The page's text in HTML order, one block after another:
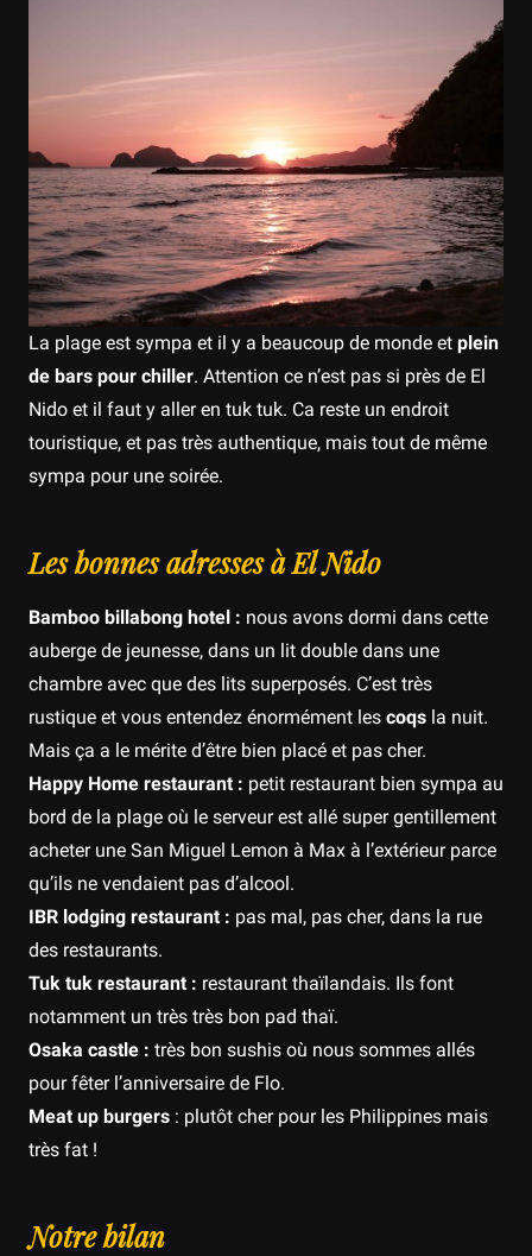
La plage est sympa et il y a beaucoup de monde et plein
de bars pour chiller. Attention ce n’est pas si près de El
Nido et il faut y aller en tuk tuk. Ca reste un endroit
touristique, et pas très authentique, mais tout de même
sympa pour une soirée.
Les bonnes adresses à El Nido
Bamboo billabong hotel : nous avons dormi dans cette
auberge de jeunesse, dans un lit double dans une
chambre avec que des lits superposés. C’est très
rustique et vous entendez énormément les coqs la nuit.
Mais ça a le mérite d’être bien placé et pas cher.
Happy Home restaurant : petit restaurant bien sympa au
bord de la plage où le serveur est allé super gentillement
acheter une San Miguel Lemon à Max à l’extérieur parce
qu’ils ne vendaient pas d’alcool.
IBR lodging restaurant : pas mal, pas cher, dans la rue
des restaurants.
Tuk tuk restaurant : restaurant thaïlandais. Ils font
notamment un très très bon pad thaï.
Osaka castle : très bon sushis où nous sommes allés
pour fêter l’anniversaire de Flo.
Meat up burgers : plutôt cher pour les Philippines mais
très fat !
Notre bilan